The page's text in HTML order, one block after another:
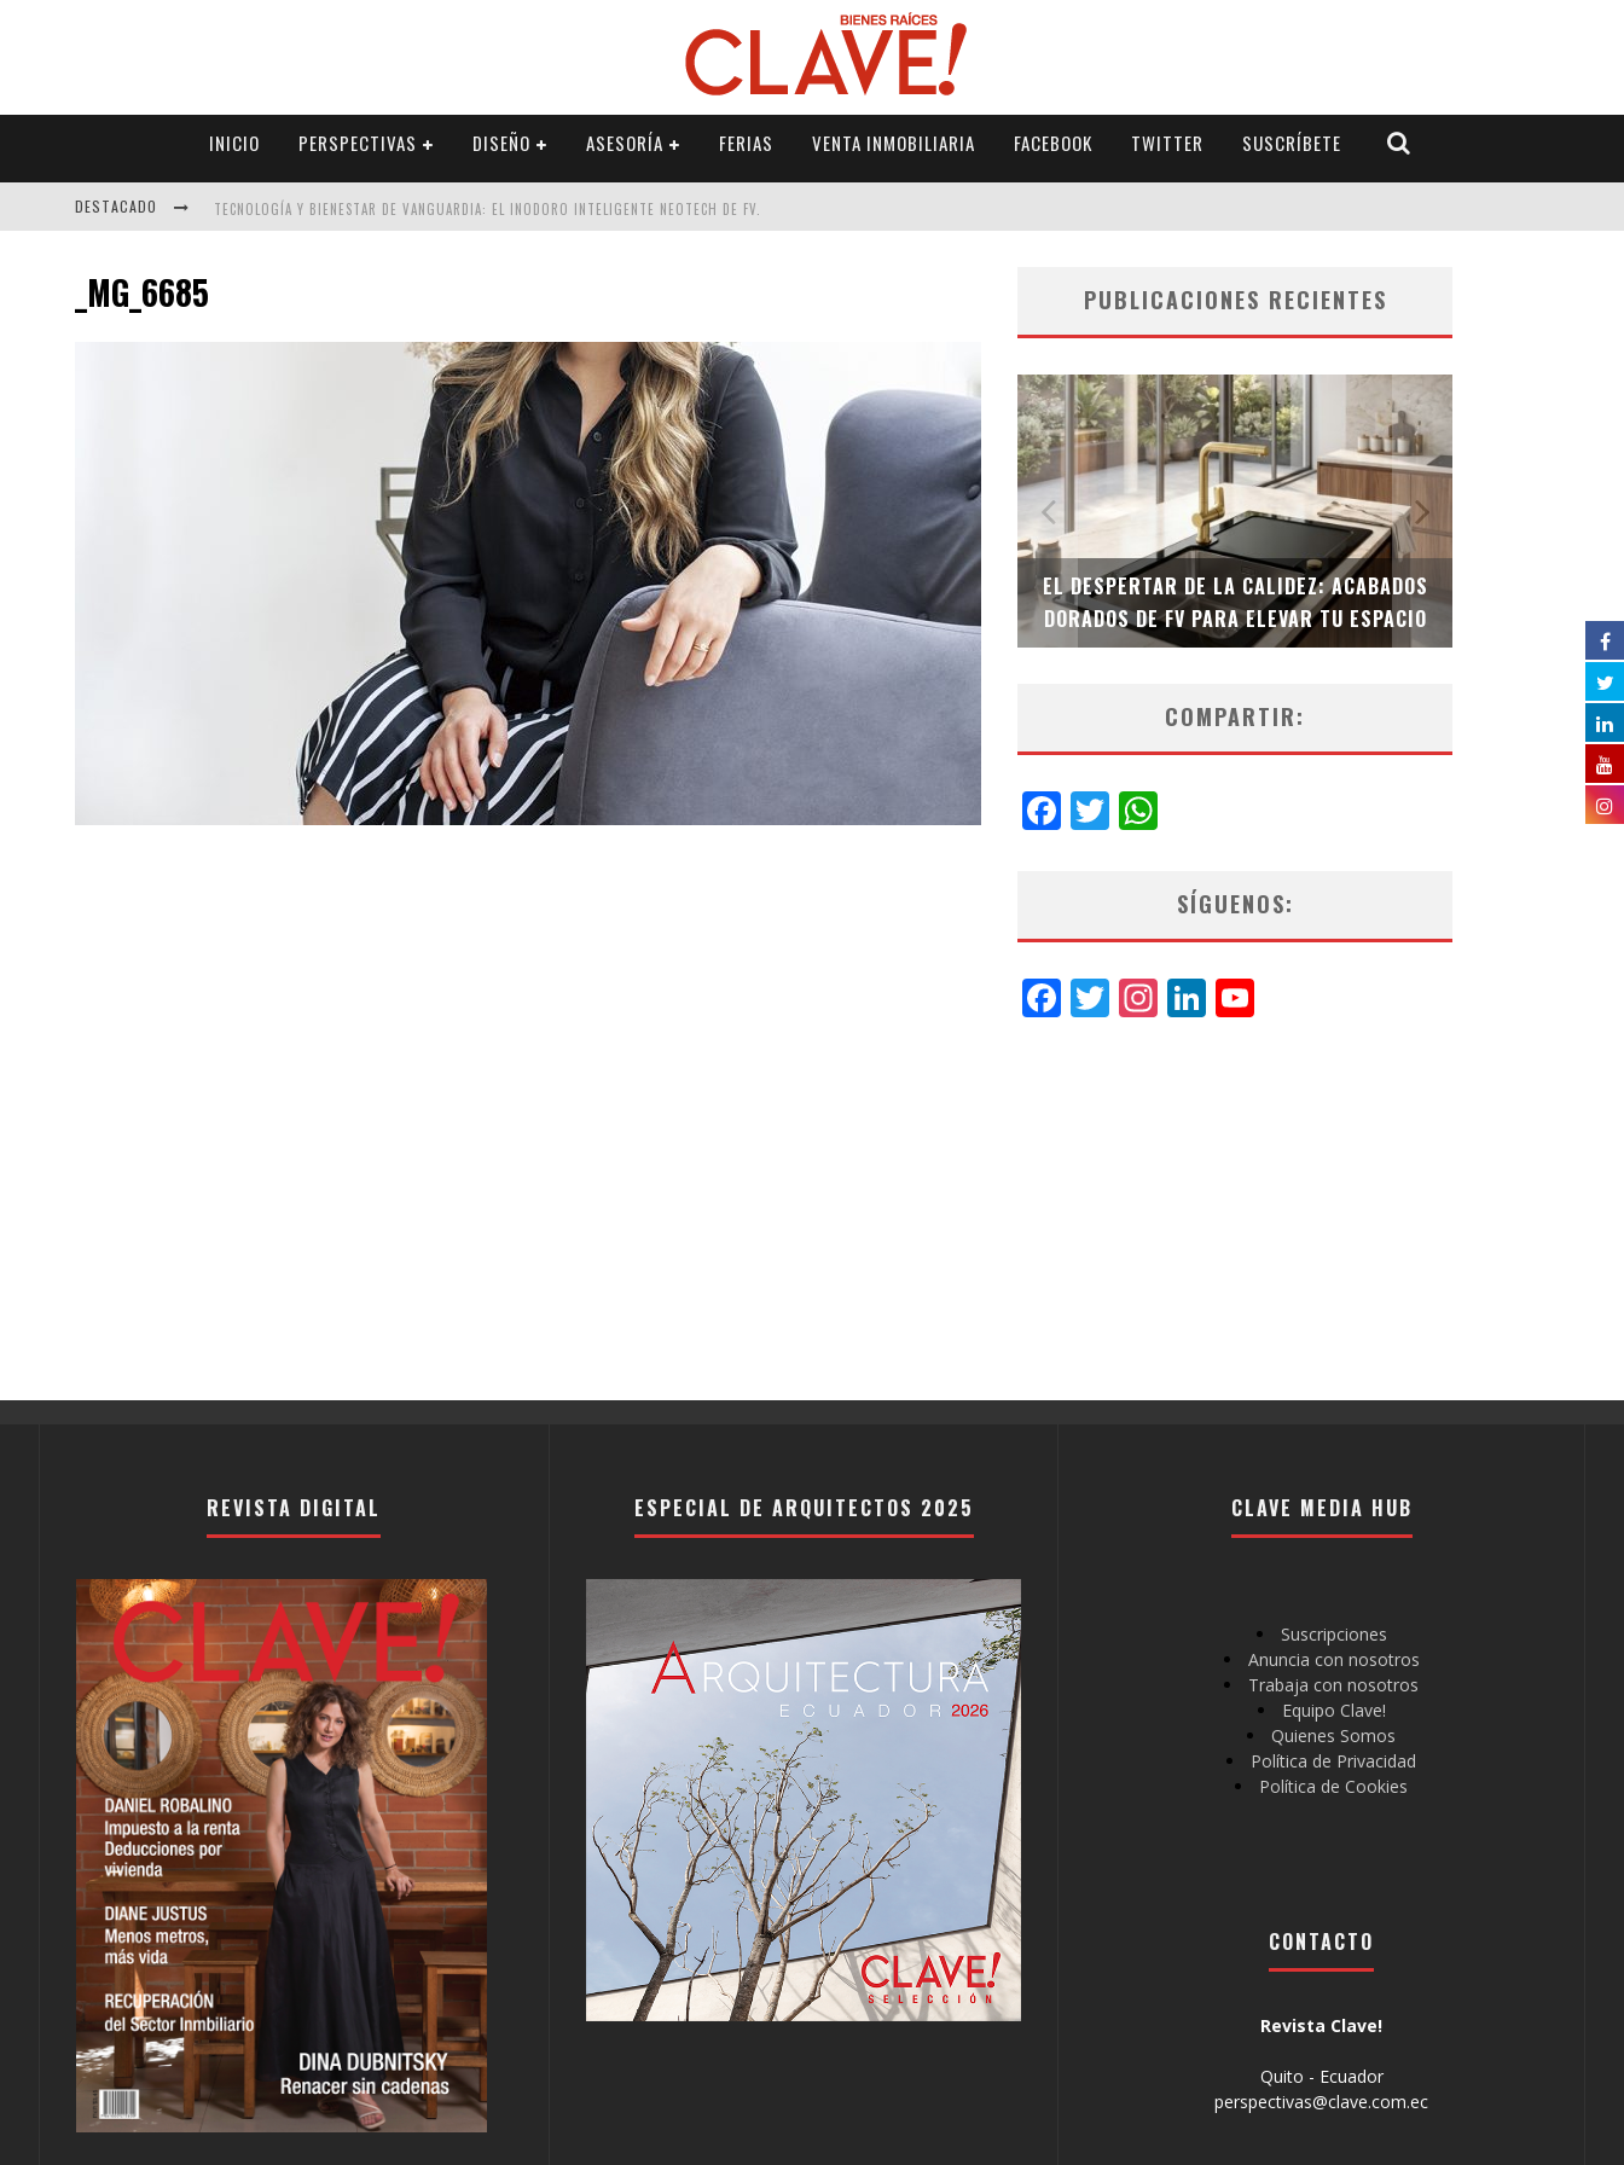
INICIO PERSPECTIVAS DISEÑO ASESORÍA FERIAS VENTA INMOBILIARIA FACEBOOK TWITTER SUSCRÍBETE
DESTACADO TECNOLOGÍA Y BIENESTAR DE VANGUARDIA: EL INODORO INTELIGENTE NEOTECH DE FV.
EL DESPERTAR DE LA CALIDEZ: ACABADOS DORADOS DE FV PARA ELEVAR TU ESPACIO
_MG_6685 PUBLICACIONES RECIENTES
SAINT-GOBAIN IMPTEK – XI CONVENCIÓN
INTERNACIONAL
EL DESPERTAR DE LA CALIDEZ: ACABADOS
DORADOS DE FV PARA ELEVAR TU ESPACIO
EL INODORO
COMPARTIR:
Facebook
Twitter
SÍGUENOS:
Facebook
Twitter
Instagram
LinkedIn
REVISTA DIGITAL ESPECIAL DE ARQUITECTOS 2025 CLAVE MEDIA HUB
Suscripciones
Anuncia con nosotros
Trabaja con nosotros
Equipo Clave!
Quienes Somos
Política de Privacidad
Política de Cookies
CONTACTO
Revista Clave!
Quito - Ecuador
perspectivas@clave.com.ec